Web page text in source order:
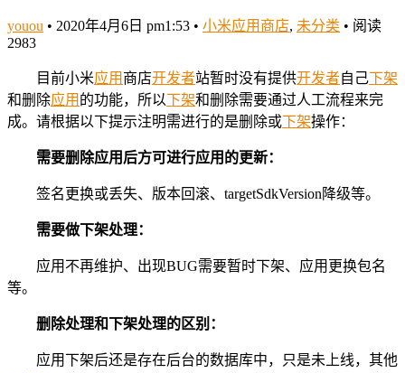
youou • 2020年4月6日 pm1:53 • 小米应用商店, 未分类 • 阅读
2983
目前小米应用 商店开发者站暂时没有提供开发者自己下架
和删除应用 的功能，所以下架和删除需要通过人工流程来完
成。请根据以下提示注明需进行的是删除或下架操作：
需要删除应用后方可进行应用的更新：
签名更换或丢失、版本回滚、targetSdkVersion降级等。
需要做下架处理：
应用不再维护、出现BUG需要暂时下架、应用更换包名
等。
删除处理和下架处理的区别：
应用下架后还是存在后台的数据库中，只是未上线，其他